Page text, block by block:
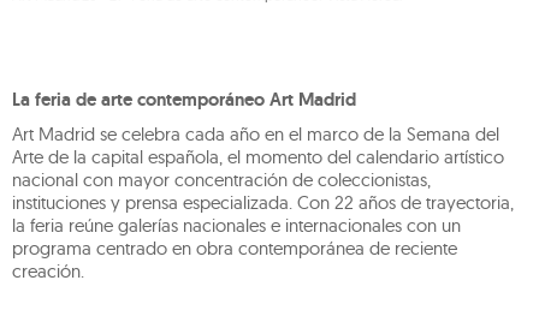
La feria de arte contemporáneo Art Madrid
Art Madrid se celebra cada año en el marco de la Semana del
Arte de la capital española, el momento del calendario artístico
nacional con mayor concentración de coleccionistas,
instituciones y prensa especializada. Con 22 años de trayectoria,
la feria reúne galerías nacionales e internacionales con un
programa centrado en obra contemporánea de reciente
creación.